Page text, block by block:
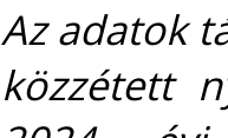
Az adatok
közzétett